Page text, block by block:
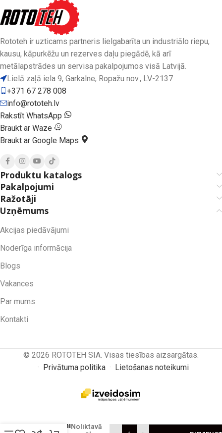
Rototeh ir uzticams partneris lielgabarīta un industriālo riepu,
kausu, kāpurkēžu un rezerves daļu piegādē, kā arī
metālapstrādes un servisa pakalpojumos visā Latvijā.
Lielā zaļā iela 9, Garkalne, Ropažu nov., LV-2137
+371 67 278 008
info@rototeh.lv
Rakstīt WhatsApp
Braukt ar Waze
Braukt ar Google Maps
Produktu katalogs
Pakalpojumi
Ražotāji
Uzņēmums
Akcijas piedāvājumi
Noderīga informācija
Blogs
Vakances
Par mums
Kontakti
© 2026 ROTOTEH SIA. Visas tiesības aizsargātas.
· Privātuma politika · Lietošanas noteikumi
MarangoniNoliktavā